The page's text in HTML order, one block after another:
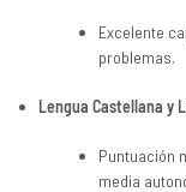
Excelente
problemas.
Lengua Castellana y
Puntuación
media